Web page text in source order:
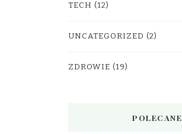
TECH (12)
UNCATEGORIZED (2)
ZDROWIE (19)
POLECANE